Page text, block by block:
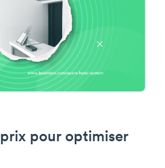
pour optimiser